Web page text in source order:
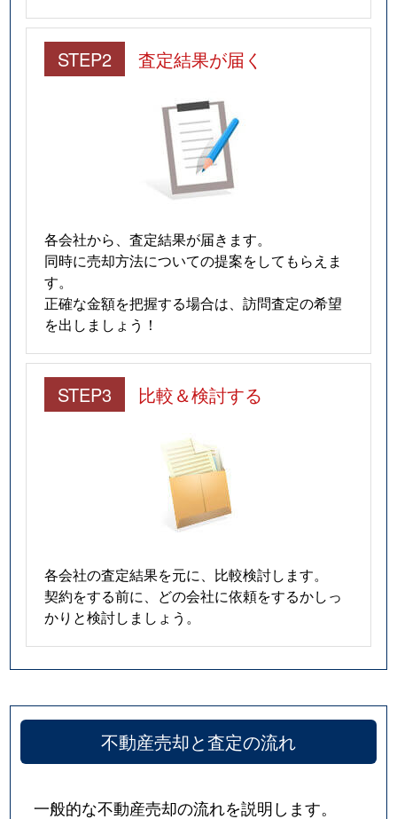
STEP2 査定結果が届く
各会社から、査定結果が届きます。
同時に売却方法についての提案をしてもらえま
す。
正確な金額を把握する場合は、訪問査定の希望
を出しましょう！
STEP3 比較＆検討する
各会社の査定結果を元に、比較検討します。
契約をする前に、どの会社に依頼をするかしっ
かりと検討しましょう。
不動産売却と査定の流れ
一般的な不動産売却の流れを説明します。